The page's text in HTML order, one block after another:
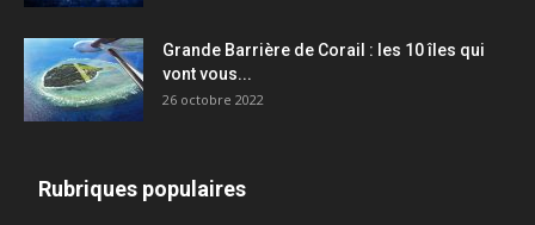
Grande Barrière de Corail : les 10 îles qui
vont vous...
26 octobre 2022
Rubriques populaires